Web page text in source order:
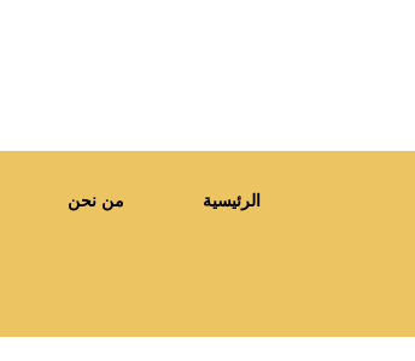
الرئيسية من نحن